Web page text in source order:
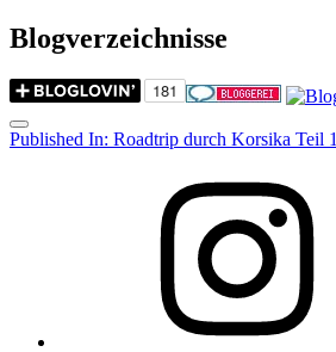
Blogverzeichnisse
Menu
Post
Published In: Roadtrip durch Korsika Teil 1